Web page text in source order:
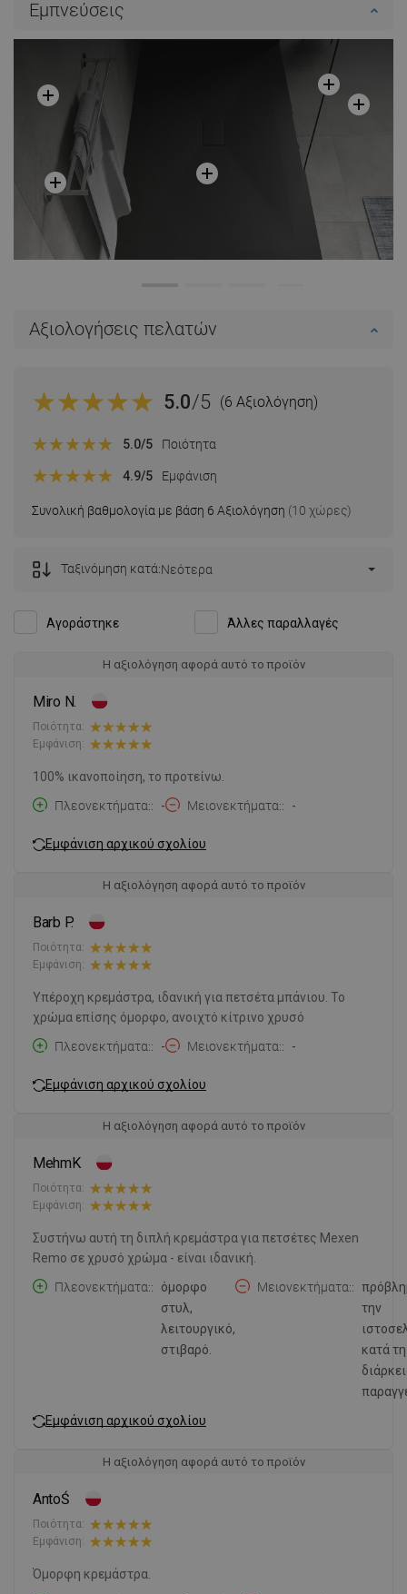
Εμπνεύσεις
Αξιολογήσεις πελατών
5.0/5 (6 Αξιολόγηση)
Συνολική βαθμολογία με βάση 6 Αξιολόγηση (10 χώρες)
5.0/5 Ποιότητα
4.9/5 Εμφάνιση
Αγοράστηκε Άλλες παραλλαγές
Ταξινόμηση κατά:Νεότερα
Η αξιολόγηση αφορά αυτό το προϊόν
Miro N.
Ποιότητα:
Εμφάνιση:
100% ικανοποίηση, το προτείνω.
Πλεονεκτήματα:
- Μειονεκτήματα: -
Εμφάνιση αρχικού σχολίου
Η αξιολόγηση αφορά αυτό το προϊόν
Barb P.
Ποιότητα:
Εμφάνιση:
Υπέροχη κρεμάστρα, ιδανική για πετσέτα μπάνιου. Το
χρώμα επίσης όμορφο, ανοιχτό κίτρινο χρυσό
Πλεονεκτήματα:
- Μειονεκτήματα: -
Εμφάνιση αρχικού σχολίου
Η αξιολόγηση αφορά αυτό το προϊόν
MehmK
Ποιότητα:
Εμφάνιση:
Συστήνω αυτή τη διπλή κρεμάστρα για πετσέτες Mexen
Remo σε χρυσό χρώμα - είναι ιδανική.
Πλεονεκτήματα:
όμορφο
στυλ,
λειτουργικό,
στιβαρό.
Μειονεκτήματα:
την
κατά τη
Εμφάνιση αρχικού σχολίου
Η αξιολόγηση αφορά αυτό το προϊόν
AntoŚ
Ποιότητα:
Εμφάνιση:
Όμορφη κρεμάστρα.